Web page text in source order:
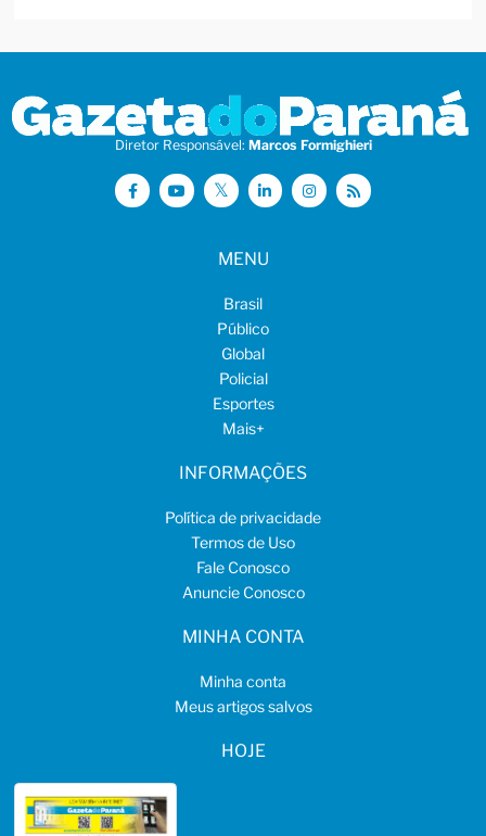
Diretor Responsável: Marcos Formighieri
MENU
Brasil
Público
Global
Policial
Esportes
Mais+
INFORMAÇÕES
Política de privacidade
Termos de Uso
Fale Conosco
Anuncie Conosco
MINHA CONTA
Minha conta
Meus artigos salvos
HOJE